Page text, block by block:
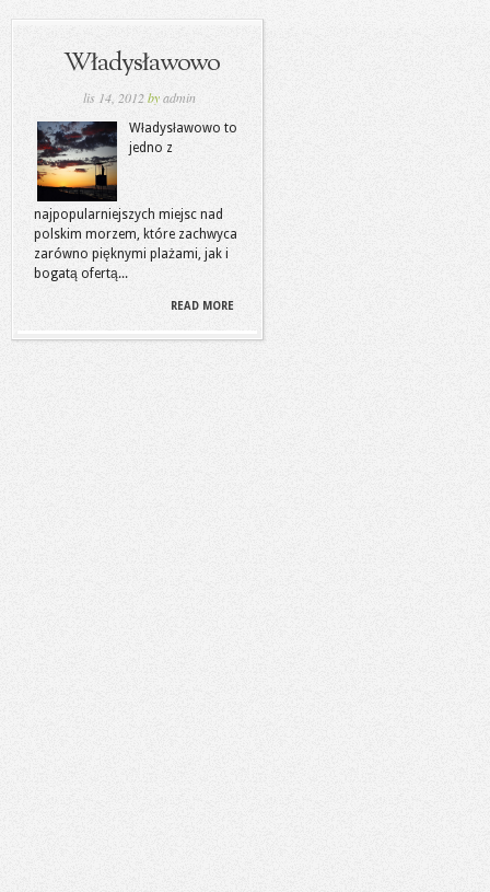
Władysławowo
lis 14, 2012by admin
Władysławowo to
jedno z
najpopularniejszych miejsc nad
polskim morzem, które zachwyca
zarówno pięknymi plażami, jak i
bogatą ofertą...
READ MORE